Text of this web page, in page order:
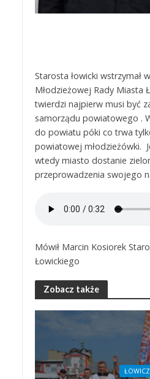
Starosta łowicki wstrzymał
Młodzieżowej Rady Miasta
twierdzi najpierw musi być
samorządu powiatowego .
do powiatu póki co trwa
powiatowej młodzieżówki.
wtedy miasto dostanie
przeprowadzenia swojego
Mówił Marcin Kosiorek
Łowickiego
Zobacz także
ŁOWICZ